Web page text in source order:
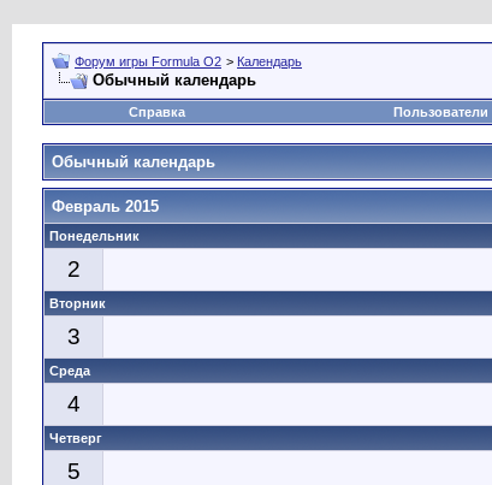
Форум игры Formula O2 > Календарь
Обычный календарь
Справка Пользователи
Обычный календарь
Февраль 2015
Понедельник
2
Вторник
3
Среда
4
Четверг
5